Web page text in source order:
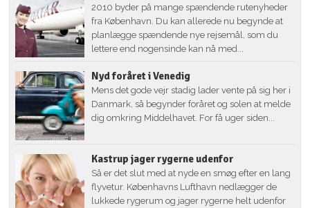
2010 byder på mange spændende rutenyheder
fra København. Du kan allerede nu begynde at
planlægge spændende nye rejsemål, som du
lettere end nogensinde kan nå med...
Nyd foråret i Venedig
Mens det gode vejr stadig lader vente på sig her i
Danmark, så begynder foråret og solen at melde
dig omkring Middelhavet. For få uger siden...
Kastrup jager rygerne udenfor
Så er det slut med at nyde en smøg efter en lang
flyvetur. Københavns Lufthavn nedlægger de
lukkede rygerum og jager rygerne helt udenfor